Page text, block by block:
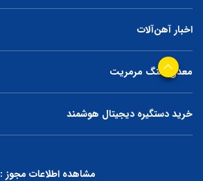
اخبار آهن‌آلات
معدن سنگ مرمریت
خرید دستگیره دیجیتال هوشمند
مشاهده اطلاعات مجوز :